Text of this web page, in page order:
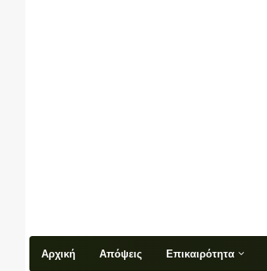
Αρχική Απόψεις Επικαιρότητα